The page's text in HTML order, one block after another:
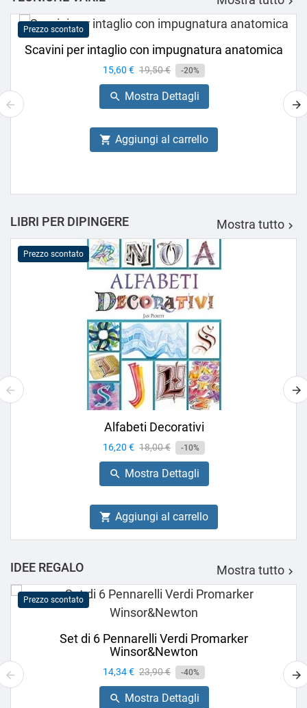
Prezzo scontato
Scavini per intaglio con impugnatura anatomica
Prezzo
15,60 € Prezzo
base
19,50 € -20%
 Mostra Dettagli
 Aggiungi al carrello
LIBRI PER DIPINGERE Mostra tutto 
Prezzo scontato
Alfabeti Decorativi
Prezzo
16,20 € Prezzo
base
18,00 € -10%
 Mostra Dettagli
 Aggiungi al carrello
IDEE REGALO Mostra tutto 
Prezzo scontato
Set di 6 Pennarelli Verdi Promarker
Winsor&Newton
Prezzo
14,34 € Prezzo
base
23,90 € -40%
 Mostra Dettagli